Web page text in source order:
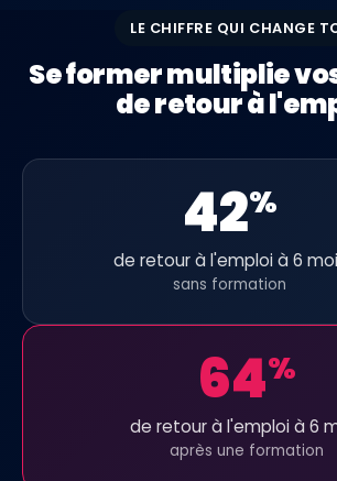
LE CHIFFRE QUI CHANGE
Se former multiplie
de retour à
42%
de retour à l'emploi à 6
sans formation
64%
de retour à l'emploi à 6
après une formation